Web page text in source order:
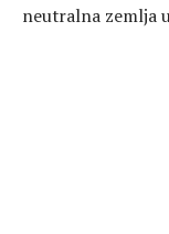
neutralna zemlja